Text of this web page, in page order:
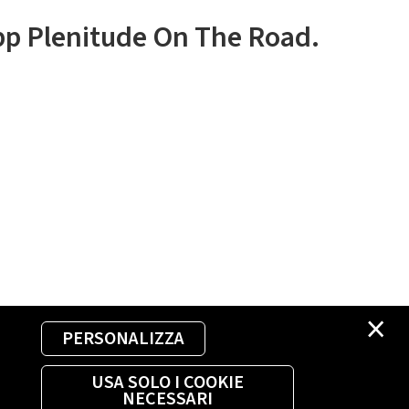
×
PERSONALIZZA
USA SOLO I COOKIE
NECESSARI
Plenitude On The Road.